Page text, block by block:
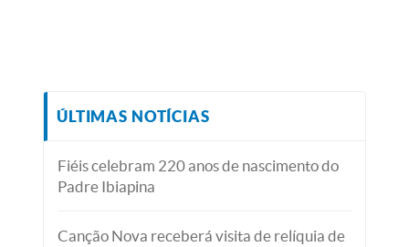
ÚLTIMAS NOTÍCIAS
Fiéis celebram 220 anos de nascimento do
Padre Ibiapina
Canção Nova receberá visita de relíquia de